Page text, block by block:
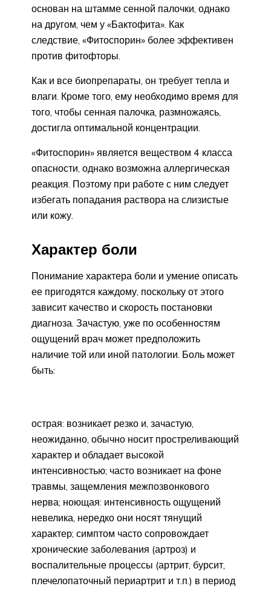
основан на штамме сенной палочки, однако
на другом, чем у «Бактофита». Как
следствие, «Фитоспорин» более эффективен
против фитофторы.
Как и все биопрепараты, он требует тепла и
влаги. Кроме того, ему необходимо время для
того, чтобы сенная палочка, размножаясь,
достигла оптимальной концентрации.
«Фитоспорин» является веществом 4 класса
опасности, однако возможна аллергическая
реакция. Поэтому при работе с ним следует
избегать попадания раствора на слизистые
или кожу.
Характер боли
Понимание характера боли и умение описать
ее пригодятся каждому, поскольку от этого
зависит качество и скорость постановки
диагноза. Зачастую, уже по особенностям
ощущений врач может предположить
наличие той или иной патологии. Боль может
быть:
острая: возникает резко и, зачастую,
неожиданно, обычно носит простреливающий
характер и обладает высокой
интенсивностью; часто возникает на фоне
травмы, защемления межпозвонкового
нерва; ноющая: интенсивность ощущений
невелика, нередко они носят тянущий
характер; симптом часто сопровождает
хронические заболевания (артроз) и
воспалительные процессы (артрит, бурсит,
плечелопаточный периартрит и т.п.) в период